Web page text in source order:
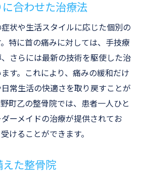
合わせた治療法
状や生活スタイルに応じた個別の
特に首の痛みに対しては、手技療
さらには最新の技術を駆使した治
す。これにより、痛みの緩和だけ
常生活の快適さを取り戻すことが
町乙の整骨院では、患者一人ひと
ーメイドの治療が提供されてお
けることができます。
た整骨院